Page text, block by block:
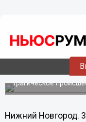
Пожилая
пожаре из-за
дымохода в
Трагическое
Нижний Новгород.